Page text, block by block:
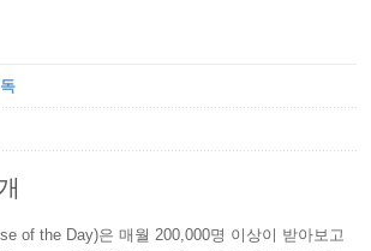
of the Day)은 매월 200,000명 이상이 받아보고